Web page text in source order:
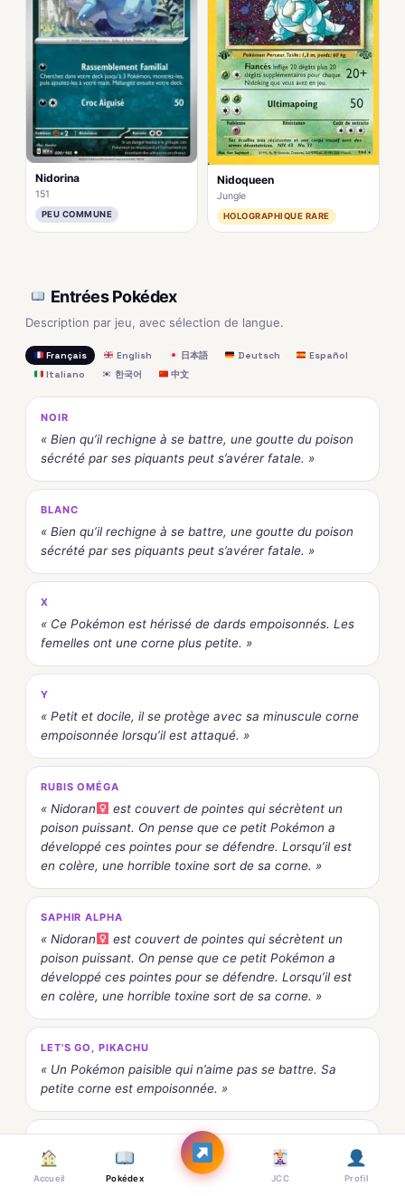
Nidorina
151
PEU COMMUNE
Nidoqueen
Jungle
HOLOGRAPHIQUE RARE
Entrées Pokédex
Description par jeu, avec sélection de langue.
Français English 日本語 Deutsch
Español
Italiano
한국어 中文
NOIR
« Bien qu’il rechigne à se battre, une goutte du poison
sécrété par ses piquants peut s’avérer fatale. »
BLANC
« Bien qu’il rechigne à se battre, une goutte du poison
sécrété par ses piquants peut s’avérer fatale. »
X
« Ce Pokémon est hérissé de dards empoisonnés. Les
femelles ont une corne plus petite. »
Y
« Petit et docile, il se protège avec sa minuscule corne
empoisonnée lorsqu’il est attaqué. »
RUBIS OMÉGA
« Nidoran
est couvert de pointes qui sécrètent un
poison puissant. On pense que ce petit Pokémon a
développé ces pointes pour se défendre. Lorsqu’il est
en colère, une horrible toxine sort de sa corne. »
SAPHIR ALPHA
« Nidoran
est couvert de pointes qui sécrètent un
poison puissant. On pense que ce petit Pokémon a
développé ces pointes pour se défendre. Lorsqu’il est
en colère, une horrible toxine sort de sa corne. »
LET'S GO, PIKACHU
« Un Pokémon paisible qui n’aime pas se battre. Sa
petite corne est empoisonnée. »
« Un Pokémon paisible qui n’aime pas se battre. Sa
petite corne est empoisonnée. »
Accueil Pokédex JCC Profil